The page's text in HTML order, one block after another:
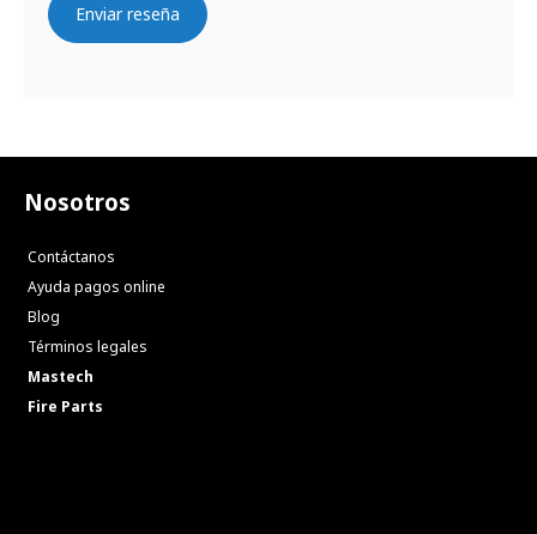
Enviar reseña
Nosotros
Contáctanos
Ayuda pagos online
Blog
Términos legales
Mastech
Fire Parts